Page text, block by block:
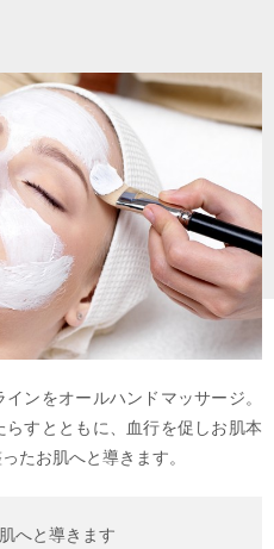
ンをオールハンドマッサージ。
すとともに、血行を促しお肌本
たお肌へと導きます。
へと導きます